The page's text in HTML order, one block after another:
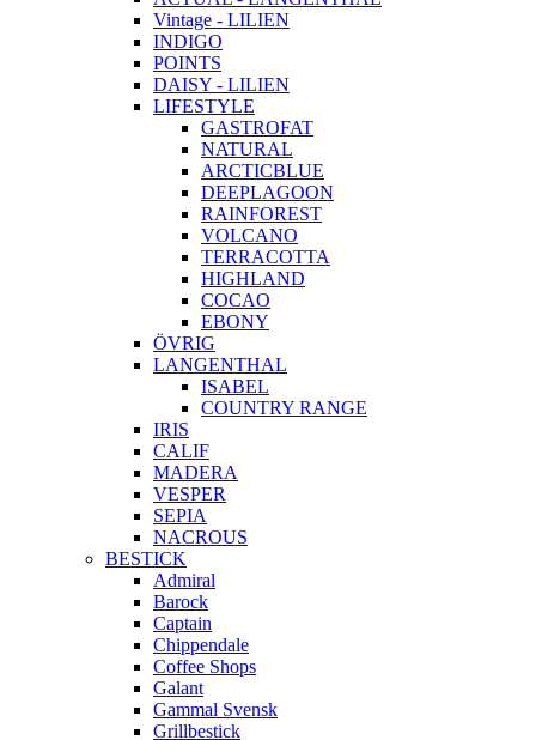
Vintage - LILIEN
INDIGO
POINTS
DAISY - LILIEN
LIFESTYLE
GASTROFAT
NATURAL
ARCTICBLUE
DEEPLAGOON
RAINFOREST
VOLCANO
TERRACOTTA
HIGHLAND
COCAO
EBONY
ÖVRIG
LANGENTHAL
ISABEL
COUNTRY RANGE
IRIS
CALIF
MADERA
VESPER
SEPIA
NACROUS
BESTICK
Admiral
Barock
Captain
Chippendale
Coffee Shops
Galant
Gammal Svensk
Grillbestick